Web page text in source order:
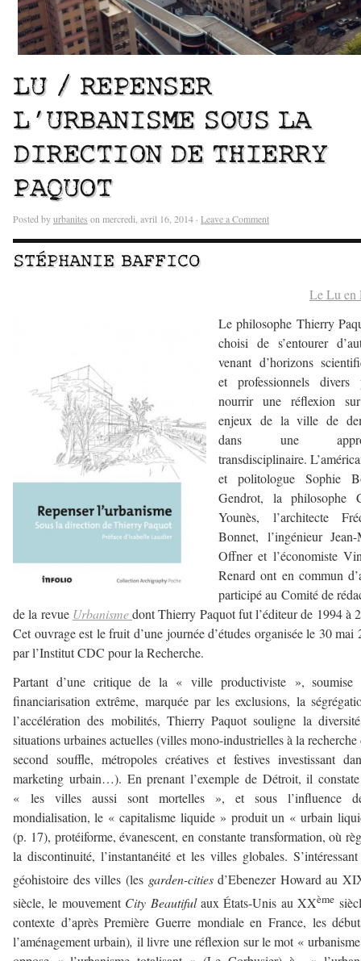
LU / REPENSER
L’URBANISME SOUS LA
DIRECTION DE THIERRY
PAQUOT
Posted byurbanites on mercredi, avril 16, 2014 · Leave a Comment
STÉPHANIE BAFFICO
Le Lu en
Le philosophe Thierry
choisi de s’entourer
venant d’horizons
et professionnels divers
nourrir une réflexion
enjeux de la ville de
dans une
transdisciplinaire.
et politologue Sophie
Gendrot, la philosophe
Younès, l’architecte
Bonnet, l’ingénieur Jean-
Offner et l’économiste
Renard ont en commun
participé au Comité de
de la revue Urbanismedont Thierry Paquot fut l’éditeur de 1994 à
Cet ouvrage est le fruit d’une journée d’études organisée le 30 mai
par l’Institut CDC pour la Recherche.
Partant d’une critique de la « ville productiviste »,
financiarisation extrême, marquée par les exclusions, la
l’accélération des mobilités, Thierry Paquot souligne la
situations urbaines actuelles (villes mono-industrielles à la recherche
second souffle, métropoles créatives et festives investissant
marketing urbain…). En prenant l’exemple de Détroit, il
« les villes aussi sont mortelles », et sous l’influence
mondialisation, le « capitalisme liquide » produit un « urbain
(p. 17), protéiforme, évanescent, en constante transformation, où
la discontinuité, l’instantanéité et les villes globales.
géohistoire des villes (les garden-citiesd’Ebenezer Howard au
siècle, le mouvement City Beautifulaux États-Unis au XXème
contexte d’après Première Guerre mondiale en France, les
l’aménagement urbain), il livre une réflexion sur le mot «